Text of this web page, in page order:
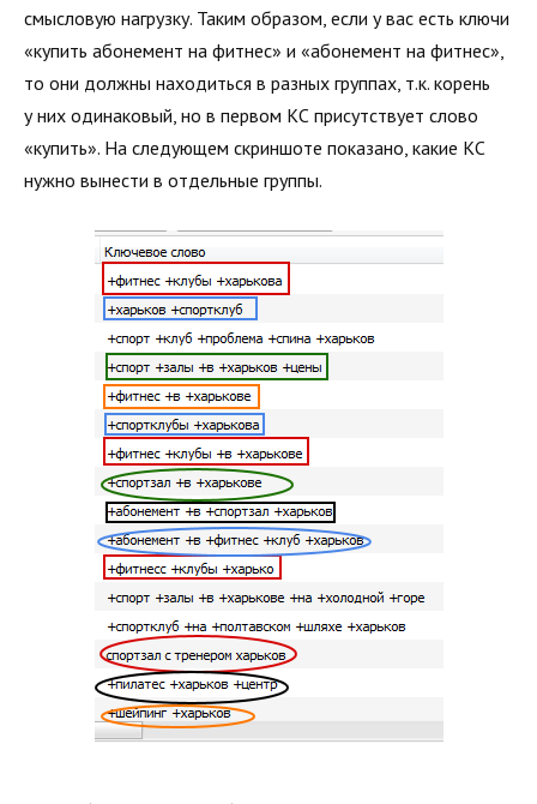
смысловую нагрузку. Таким образом, если у вас есть ключи
«купить абонемент на фитнес» и «абонемент на фитнес»,
то они должны находиться в разных группах, т.к. корень
у них одинаковый, но в первом КС присутствует слово
«купить». На следующем скриншоте показано, какие КС
нужно вынести в отдельные группы.